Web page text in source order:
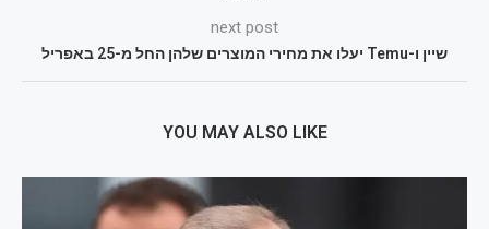
next post
שיין ו-Temu יעלו את מחירי המוצרים שלהן החל מ-25 באפריל
YOU MAY ALSO LIKE